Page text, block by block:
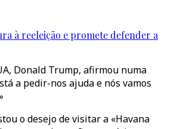
à reeleição e promete defender a
Donald Trump, afirmou numa
a pedir-nos ajuda e nós vamos
o desejo de visitar a «Havana